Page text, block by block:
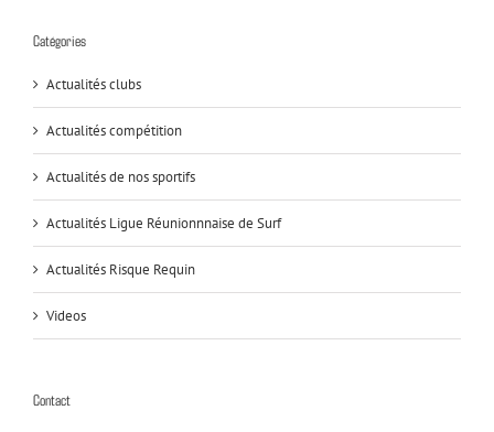
Catégories
Actualités clubs
Actualités compétition
Actualités de nos sportifs
Actualités Ligue Réunionnnaise de Surf
Actualités Risque Requin
Videos
Contact